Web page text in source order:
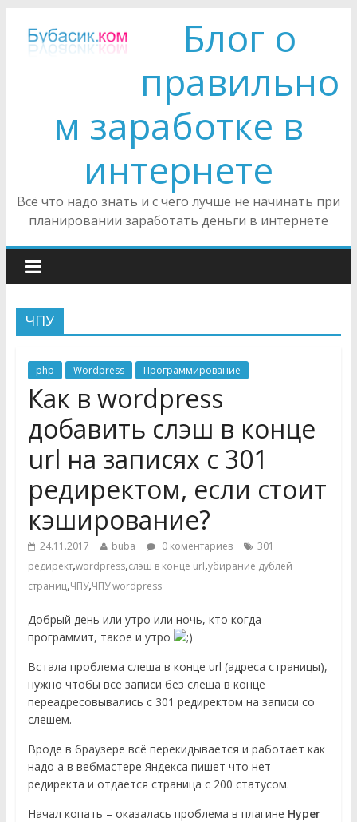
Блог о
правильно
м заработке в
интернете
Всё что надо знать и с чего лучше не начинать при
планировании заработать деньги в интернете
ЧПУ
php Wordpress Программирование
Как в wordpress
добавить слэш в конце
url на записях с 301
редиректом, если стоит
кэширование?
24.11.2017 buba 0 коментариев
301
редирект,wordpress,слэш в конце url,убирание дублей
страниц,ЧПУ,ЧПУ wordpress
Добрый день или утро или ночь, кто когда
программит, такое и утро
Встала проблема слеша в конце url (адреса страницы),
нужно чтобы все записи без слеша в конце
переадресовывались с 301 редиректом на записи со
слешем.
Вроде в браузере всё перекидывается и работает как
надо а в вебмастере Яндекса пишет что нет
редиректа и отдается страница с 200 статусом.
Начал копать – оказалась проблема в плагине Hyper